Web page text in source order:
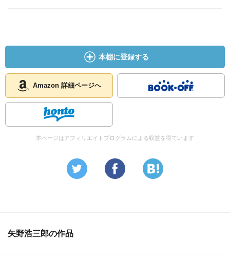
本棚に登録する
Amazon 詳細ページへ
本ページはアフィリエイトプログラムによる収益を得ています
矢野浩三郎の作品